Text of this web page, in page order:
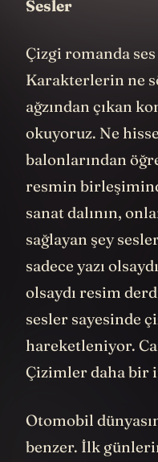
Sesler
Çizgi romanda
Karakterlerin ne
ağzından çıkan
okuyoruz. Ne
balonlarından
resmin
sanat dalının,
sağlayan şey
sadece yazı
olsaydı resim
sesler sayesinde
hareketleniyor.
Çizimler daha bir
Otomobil
benzer. İlk